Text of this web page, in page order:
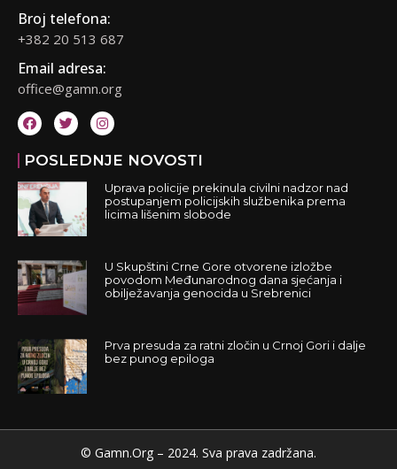
Broj telefona:
+382 20 513 687
Email adresa:
office@gamn.org
POSLEDNJE NOVOSTI
Uprava policije prekinula civilni nadzor nad
postupanjem policijskih službenika prema
licima lišenim slobode
U Skupštini Crne Gore otvorene izložbe
povodom Međunarodnog dana sjećanja i
obilježavanja genocida u Srebrenici
Prva presuda za ratni zločin u Crnoj Gori i dalje
bez punog epiloga
© Gamn.Org – 2024. Sva prava zadržana.